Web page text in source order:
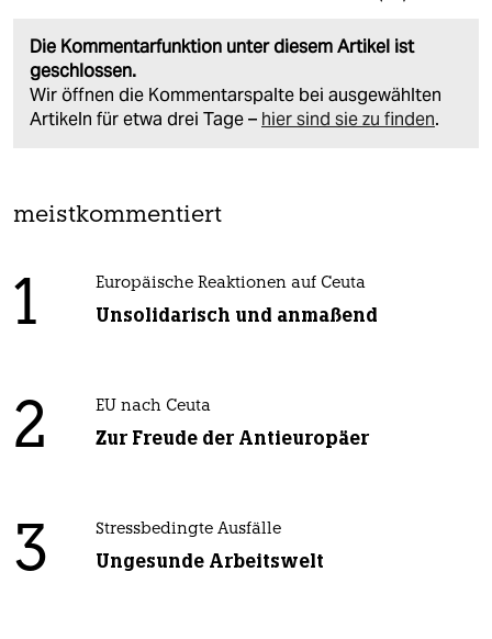
Die Kommentarfunktion unter diesem Artikel ist
geschlossen.
Wir öffnen die Kommentarspalte bei ausgewählten
Artikeln für etwa drei Tage – hier sind sie zu finden.
meistkommentiert
1 Europäische Reaktionen auf Ceuta
Unsolidarisch und anmaßend
2 EU nach Ceuta
Zur Freude der Antieuropäer
3 Stressbedingte Ausfälle
Ungesunde Arbeitswelt